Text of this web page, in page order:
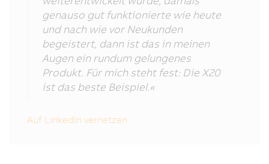
genauso gut funktionierte wie heute
und nach wie vor Neukunden
begeistert, dann ist das in meinen
Augen ein rundum gelungenes
Produkt. Für mich steht fest: Die X20
ist das beste Beispiel.«
Auf LinkedIn vernetzen